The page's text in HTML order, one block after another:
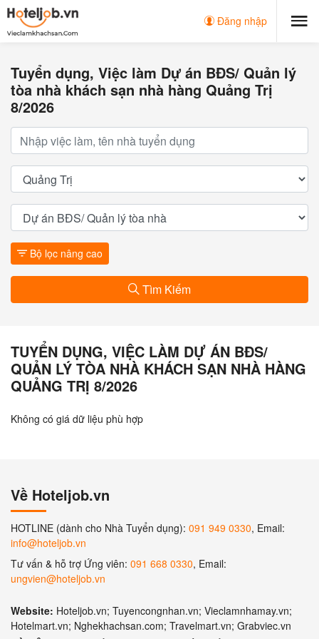
Đăng nhập
Tuyển dụng, Việc làm Dự án BĐS/ Quản lý
tòa nhà khách sạn nhà hàng Quảng Trị
8/2026
Bộ lọc nâng cao
Tìm Kiếm
TUYỂN DỤNG, VIỆC LÀM DỰ ÁN BĐS/
QUẢN LÝ TÒA NHÀ KHÁCH SẠN NHÀ HÀNG
QUẢNG TRỊ 8/2026
Không có giá dữ liệu phù hợp
Về Hoteljob.vn
HOTLINE (dành cho Nhà Tuyển dụng): 091 949 0330, Email:
info@hoteljob.vn
Tư vấn & hỗ trợ Ứng viên: 091 668 0330, Email:
ungvien@hoteljob.vn
Website: Hoteljob.vn; Tuyencongnhan.vn; Vieclamnhamay.vn;
Hotelmart.vn; Nghekhachsan.com; Travelmart.vn; Grabviec.vn